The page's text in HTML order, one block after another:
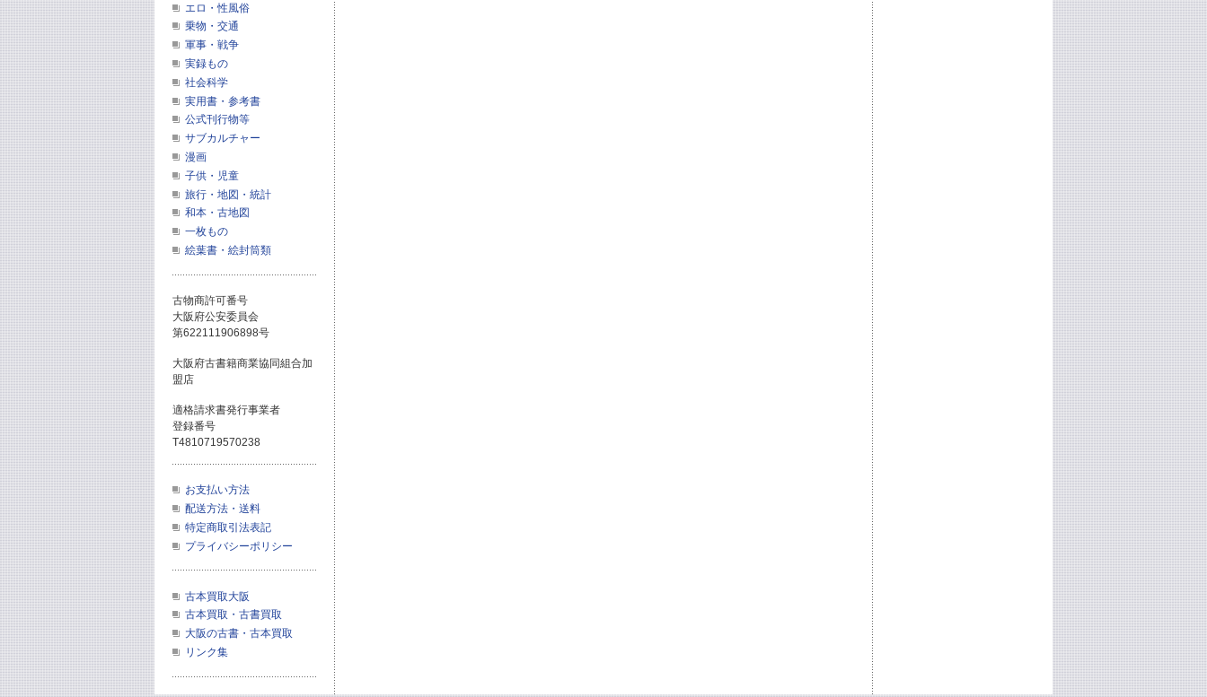
エロ・性風俗
乗物・交通
軍事・戦争
実録もの
社会科学
実用書・参考書
公式刊行物等
サブカルチャー
漫画
子供・児童
旅行・地図・統計
和本・古地図
一枚もの
絵葉書・絵封筒類
古物商許可番号
大阪府公安委員会
第622111906898号
大阪府古書籍商業協同組合加
盟店
適格請求書発行事業者
登録番号
T4810719570238
お支払い方法
配送方法・送料
特定商取引法表記
プライバシーポリシー
古本買取大阪
古本買取・古書買取
大阪の古書・古本買取
リンク集